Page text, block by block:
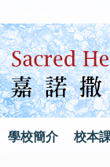
學校簡介 校本